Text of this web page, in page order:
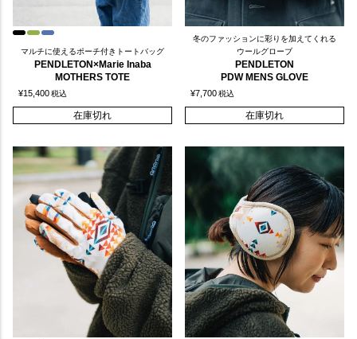
マルチに使えるポーチ付きトートバッグ
PENDLETON×Marie Inaba
MOTHERS TOTE
¥15,400税込
在庫切れ
冬のファッションに彩りを加えてくれる
ウールグローブ
PENDLETON
PDW MENS GLOVE
¥7,700税込
在庫切れ